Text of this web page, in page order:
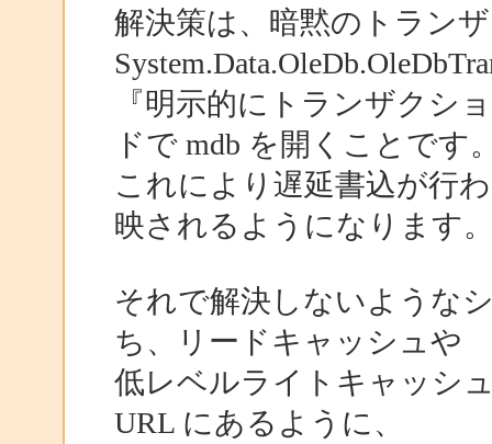
解決策は、暗黙のトラン
『明示的にトランザクシ
ドで mdb を開くことです
これにより遅延書込が行
映されるようになります
それで解決しないような
ち、リードキャッシュや
低レベルライトキャッシ
URL にあるように、